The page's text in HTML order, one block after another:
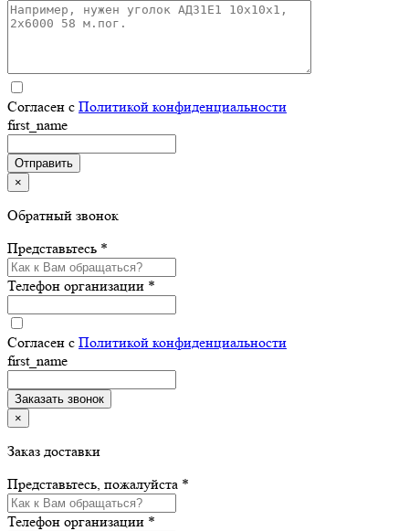
Согласен с Политикой конфиденциальности
first_name
×
Обратный звонок
Представьтесь *
Телефон организации *
Согласен с Политикой конфиденциальности
first_name
×
Заказ доставки
Представьтесь, пожалуйста *
Телефон организации *